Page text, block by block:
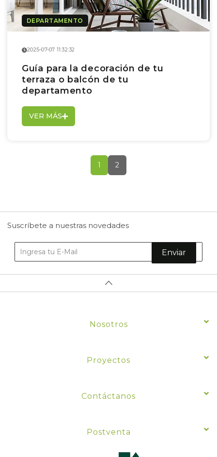
DEPARTAMENTO
2025-07-07 11:32:32
Guía para la decoración de tu
terraza o balcón de tu
departamento
VER MÁS
1 2
Suscríbete a nuestras novedades
Enviar
Nosotros
Proyectos
Contáctanos
Postventa